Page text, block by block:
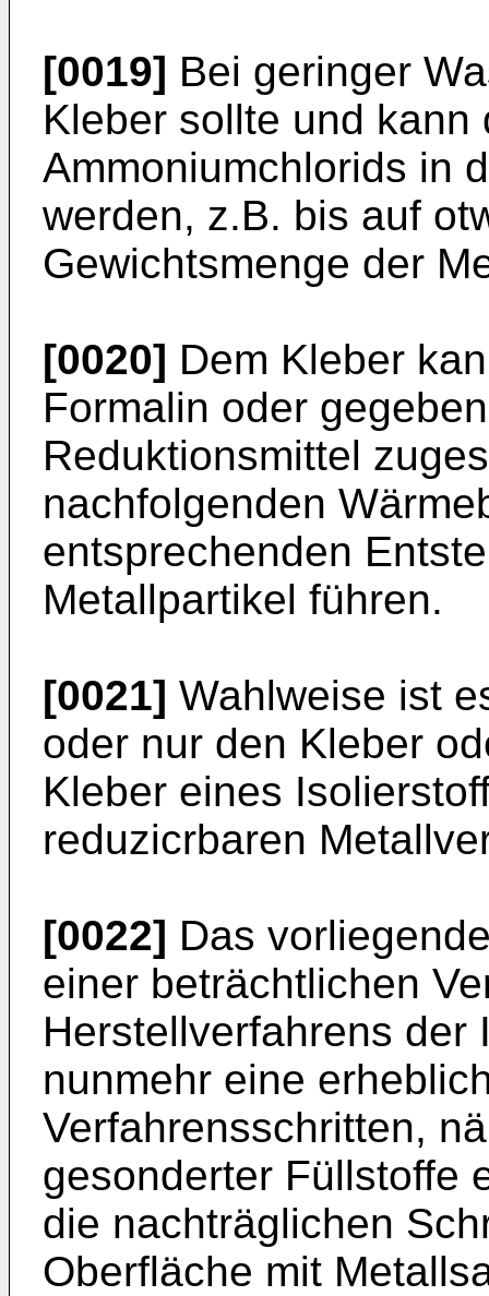
[0019] Bei geringer
Kleber sollte und
Ammoniumchlorids in
werden, z.B. bis auf
Gewichtsmenge der
[0020] Dem Kleber
Formalin oder
Reduktionsmittel
nachfolgenden
entsprechenden
Metallpartikel führen.
[0021] Wahlweise ist
oder nur den Kleber
Kleber eines
reduzicrbaren
[0022] Das
einer beträchtlichen
Herstellverfahrens der
nunmehr eine
Verfahrensschritten,
gesonderter Füllstoffe
die nachträglichen
Oberfläche mit